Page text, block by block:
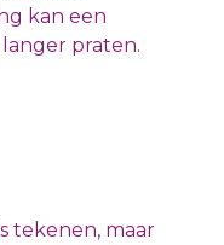
kan een
praten.
tekenen, maar